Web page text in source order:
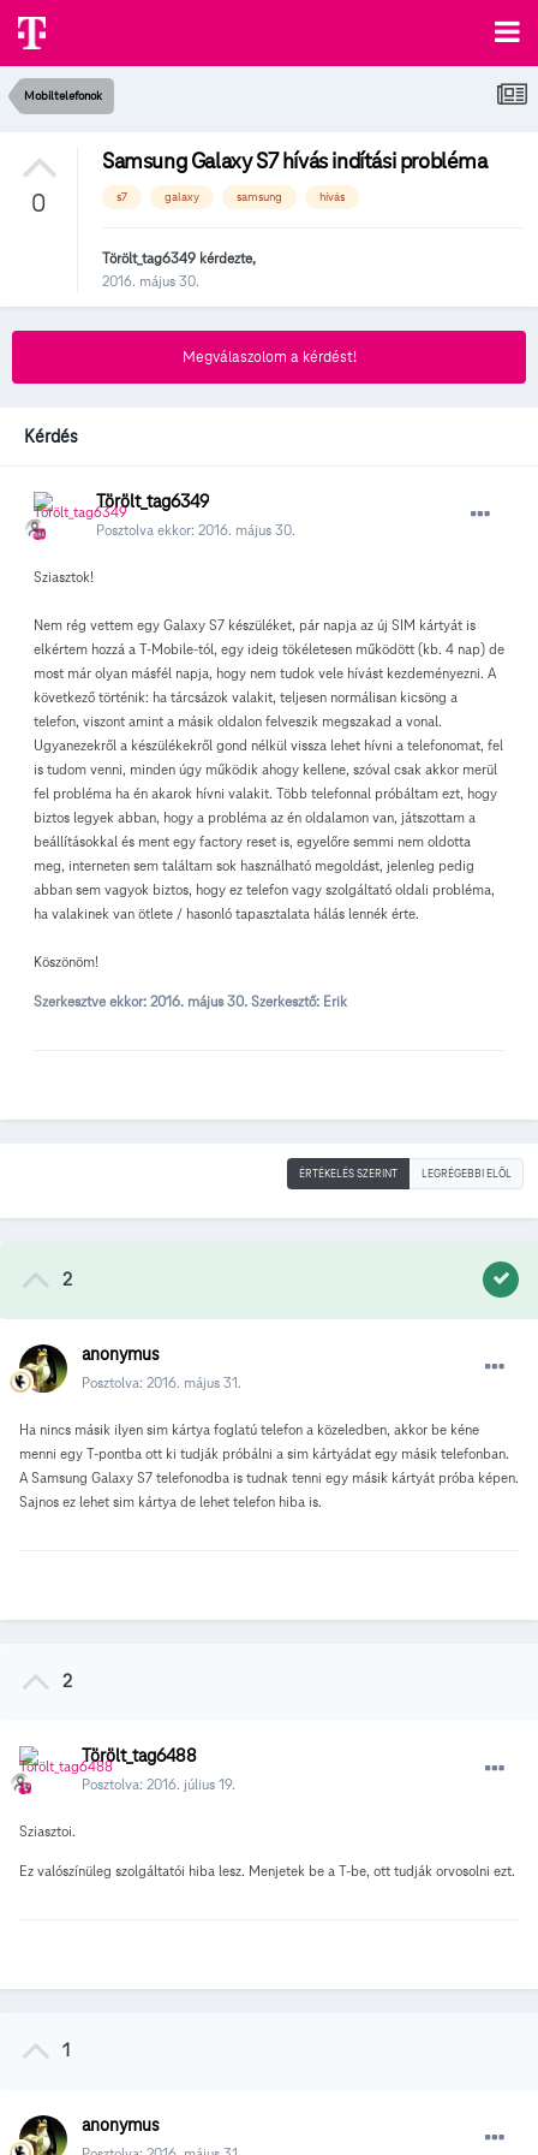
Mobiltelefonok
0
Samsung Galaxy S7 hívás indítási probléma
s7 galaxy samsung hívás
Törölt_tag6349 kérdezte,
2016. május 30.
Megválaszolom a kérdést!
Kérdés
Törölt_tag6349
Posztolva ekkor: 2016. május 30.
Sziasztok!
Nem rég vettem egy Galaxy S7 készüléket, pár napja az új SIM kártyát is
elkértem hozzá a T-Mobile-tól, egy ideig tökéletesen működött (kb. 4 nap) de
most már olyan másfél napja, hogy nem tudok vele hívást kezdeményezni. A
következő történik: ha tárcsázok valakit, teljesen normálisan kicsöng a
telefon, viszont amint a másik oldalon felveszik megszakad a vonal.
Ugyanezekről a készülékekről gond nélkül vissza lehet hívni a telefonomat, fel
is tudom venni, minden úgy működik ahogy kellene, szóval csak akkor merül
fel probléma ha én akarok hívni valakit. Több telefonnal próbáltam ezt, hogy
biztos legyek abban, hogy a probléma az én oldalamon van, játszottam a
beállításokkal és ment egy factory reset is, egyelőre semmi nem oldotta
meg, interneten sem találtam sok használható megoldást, jelenleg pedig
abban sem vagyok biztos, hogy ez telefon vagy szolgáltató oldali probléma,
ha valakinek van ötlete / hasonló tapasztalata hálás lennék érte.
Köszönöm!
Szerkesztve ekkor: 2016. május 30. Szerkesztő: Erik
ÉRTÉKELÉS SZERINT LEGRÉGEBBI ELÖL
2
anonymus
Posztolva: 2016. május 31.
Ha nincs másik ilyen sim kártya foglatú telefon a közeledben, akkor be kéne
menni egy T-pontba ott ki tudják próbálni a sim kártyádat egy másik telefonban.
A Samsung Galaxy S7 telefonodba is tudnak tenni egy másik kártyát próba képen.
Sajnos ez lehet sim kártya de lehet telefon hiba is.
2
Törölt_tag6488
Posztolva: 2016. július 19.
Sziasztoi.
Ez valószínüleg szolgáltatói hiba lesz. Menjetek be a T-be, ott tudják orvosolni ezt.
1
anonymus